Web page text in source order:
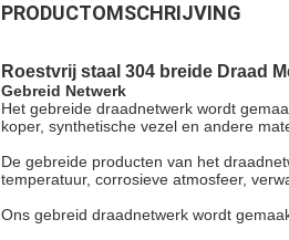
PRODUCTOMSCHRIJVING
Roestvrij staal 304 breide Draad
Gebreid Netwerk
Het gebreide draadnetwerk wordt
koper, synthetische vezel en andere
De gebreide producten van het
temperatuur, corrosieve atmosfeer,
Ons gebreid draadnetwerk wordt